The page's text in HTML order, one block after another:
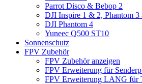
Parrot Disco & Bebop 2
DJI Inspire 1 & 2, Phantom
DJI Phantom 4
Yuneec Q500 ST10
Sonnenschutz
FPV Zubehör
FPV Zubehör anzeigen
FPV Erweiterung für
FPV Erweiterung LANG für